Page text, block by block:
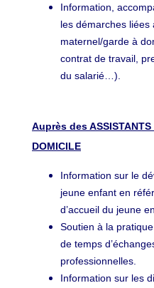
Information,
les démarches liées
maternel/garde à
contrat de travail,
du salarié…).
Auprès des ASSISTANTS
DOMICILE
Information sur le
jeune enfant en
d’accueil du jeune
Soutien à la
de temps
professionnelles.
Information sur les